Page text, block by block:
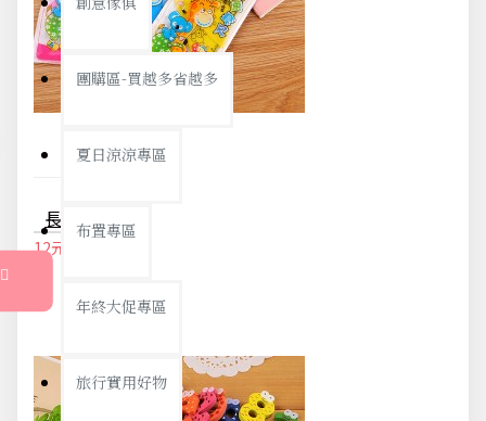
團購區-買越多省越多
夏日涼涼專區
布置專區
年終大促專區
旅行實用好物
長頸鹿造型4件套尺 文具禮品 三角尺 量角器 直尺 繪圖 學生用品
12元